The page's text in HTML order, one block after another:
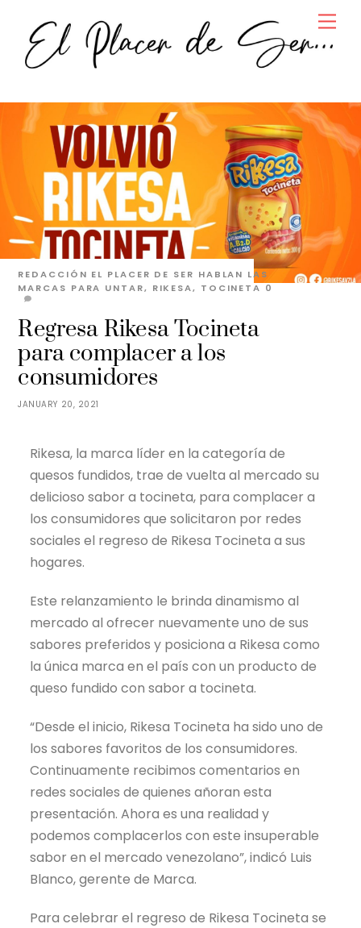
content
JANUARY 20, 2021
Regresa Rikesa Tocineta
para complacer a los
consumidores
REDACCIÓN EL PLACER DE SER HABLAN LAS
MARCAS PARA UNTAR, RIKESA, TOCINETA 0
Rikesa, la marca líder en la categoría de
quesos fundidos, trae de vuelta al mercado su
delicioso sabor a tocineta, para complacer a
los consumidores que solicitaron por redes
sociales el regreso de Rikesa Tocineta a sus
hogares.
Este relanzamiento le brinda dinamismo al
mercado al ofrecer nuevamente uno de sus
sabores preferidos y posiciona a Rikesa como
la única marca en el país con un producto de
queso fundido con sabor a tocineta.
“Desde el inicio, Rikesa Tocineta ha sido uno de
los sabores favoritos de los consumidores.
Continuamente recibimos comentarios en
redes sociales de quienes añoran esta
presentación. Ahora es una realidad y
podemos complacerlos con este insuperable
sabor en el mercado venezolano”, indicó Luis
Blanco, gerente de Marca.
Para celebrar el regreso de Rikesa Tocineta se